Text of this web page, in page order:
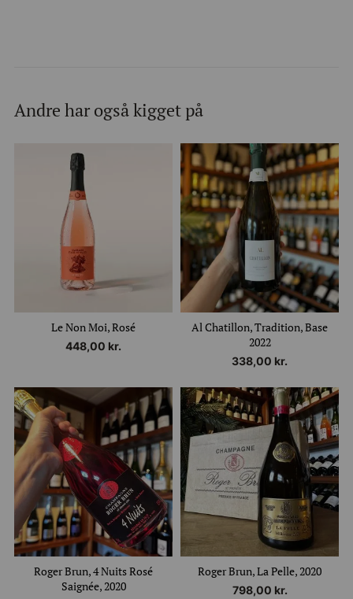
Andre har også kigget på
Le Non Moi, Rosé
448,00 kr.
Al Chatillon, Tradition, Base
2022
338,00 kr.
Roger Brun, 4 Nuits Rosé
Saignée, 2020
Roger Brun, La Pelle, 2020
798,00 kr.